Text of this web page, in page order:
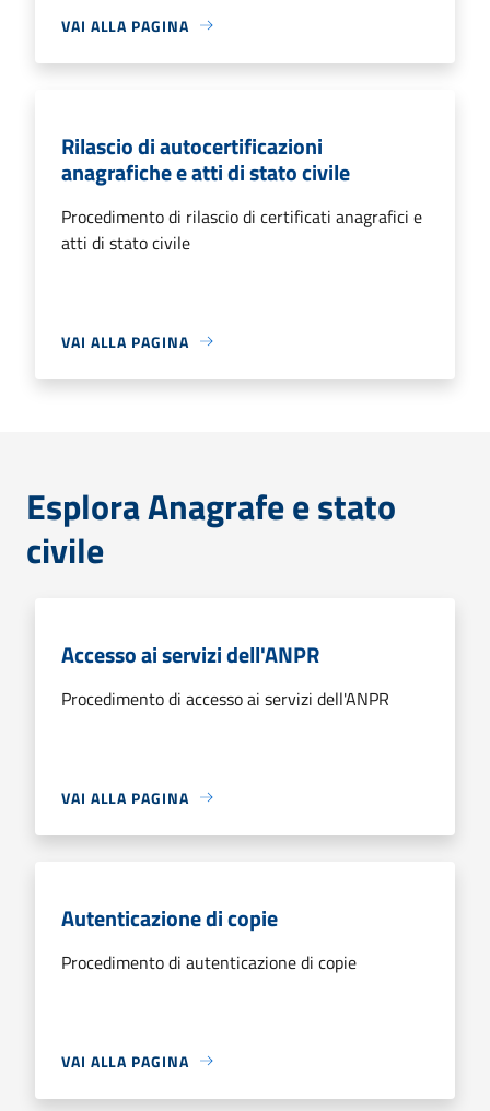
VAI ALLA PAGINA
Rilascio di autocertificazioni
anagrafiche e atti di stato civile
Procedimento di rilascio di certificati anagrafici e
atti di stato civile
VAI ALLA PAGINA
Esplora Anagrafe e stato
civile
Accesso ai servizi dell'ANPR
Procedimento di accesso ai servizi dell'ANPR
VAI ALLA PAGINA
Autenticazione di copie
Procedimento di autenticazione di copie
VAI ALLA PAGINA